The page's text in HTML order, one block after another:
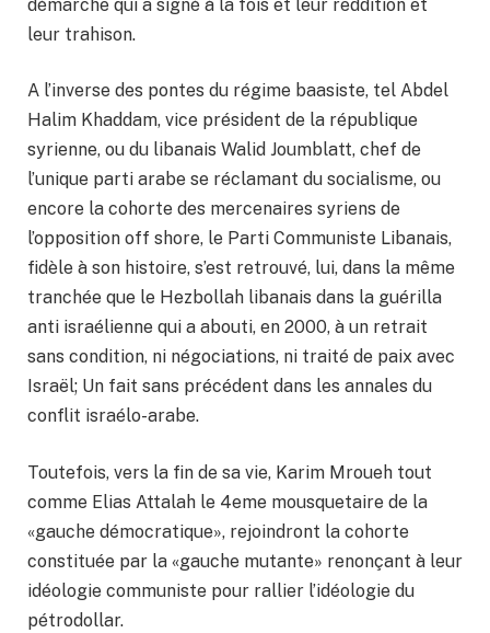
démarche qui a signé à la fois et leur reddition et
leur trahison.
A l’inverse des pontes du régime baasiste, tel Abdel
Halim Khaddam, vice président de la république
syrienne, ou du libanais Walid Joumblatt, chef de
l’unique parti arabe se réclamant du socialisme, ou
encore la cohorte des mercenaires syriens de
l’opposition off shore, le Parti Communiste Libanais,
fidèle à son histoire, s’est retrouvé, lui, dans la même
tranchée que le Hezbollah libanais dans la guérilla
anti israélienne qui a abouti, en 2000, à un retrait
sans condition, ni négociations, ni traité de paix avec
Israël; Un fait sans précédent dans les annales du
conflit israélo-arabe.
Toutefois, vers la fin de sa vie, Karim Mroueh tout
comme Elias Attalah le 4eme mousquetaire de la
«gauche démocratique», rejoindront la cohorte
constituée par la «gauche mutante» renonçant à leur
idéologie communiste pour rallier l’idéologie du
pétrodollar.